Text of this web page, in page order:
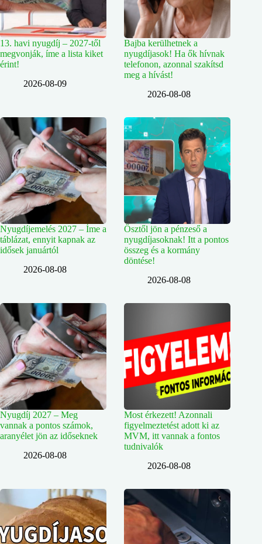
13. havi nyugdíj – 2027-től
megvonják, íme a lista kiket
érint!
2026-08-09
Bajba kerülhetnek a
nyugdíjasok! Ha ők hívnak
telefonon, azonnal szakítsd
meg a hívást!
2026-08-08
Nyugdíjemelés 2027 – Íme a
táblázat, ennyit kapnak az
idősek januártól
2026-08-08
Ősztől jön a pénzeső a
nyugdíjasoknak! Itt a pontos
összeg és a kormány
döntése!
2026-08-08
Nyugdíj 2027 – Meg
vannak a pontos számok,
aranyélet jön az időseknek
2026-08-08
Most érkezett! Azonnali
figyelmeztetést adott ki az
MVM, itt vannak a fontos
tudnivalók
2026-08-08